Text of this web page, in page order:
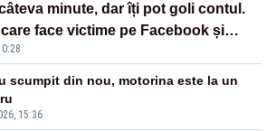
minute, dar îți pot goli contul.
face victime pe Facebook și
15:36
scumpit din nou, motorina este la un